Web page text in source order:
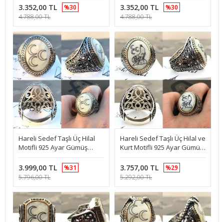
3.352,00 TL
%30
4.788,00 TL
3.352,00 TL
%30
4.788,00 TL
Hareli Sedef Taşlı Üç Hilal
Motifli 925 Ayar Gümüş
Erkek Yüzük
3.999,00 TL
%31
5.796,00 TL
Hareli Sedef Taşlı Üç Hilal ve
Kurt Motifli 925 Ayar Gümüş
Erkek Yüzük
3.757,00 TL
%29
5.292,00 TL